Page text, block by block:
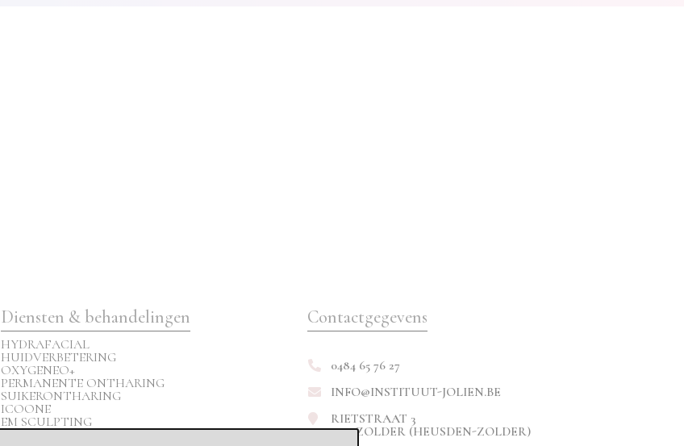
Diensten & behandelingen
HYDRAFACIAL
HUIDVERBETERING
OXYGENEO+
PERMANENTE ONTHARING
SUIKERONTHARING
ICOONE
EM SCULPTING
CRYOLIPOLYSE (VET BEVRIEZEN)
Contactgegevens
0484 65 76 27
INFO@INSTITUUT-JOLIEN.BE
RIETSTRAAT 3
3550 ZOLDER (HEUSDEN-ZOLDER)